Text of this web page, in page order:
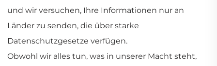
und wir versuchen, Ihre Informationen nur an
Länder zu senden, die über starke
Datenschutzgesetze verfügen.
Obwohl wir alles tun, was in unserer Macht steht,